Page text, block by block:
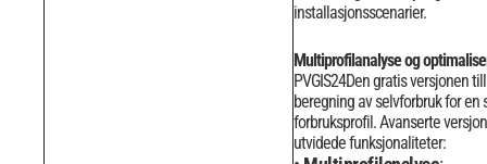
installasjonsscenarier.
Multiprofilanalyse og
PVGIS24Den gratis versjonen
beregning av selvforbruk for en
forbruksprofil. Avanserte
utvidede funksjonaliteter: